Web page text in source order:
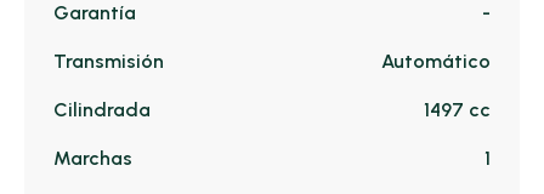
Garantía -
Transmisión Automático
Cilindrada 1497 cc
Marchas 1